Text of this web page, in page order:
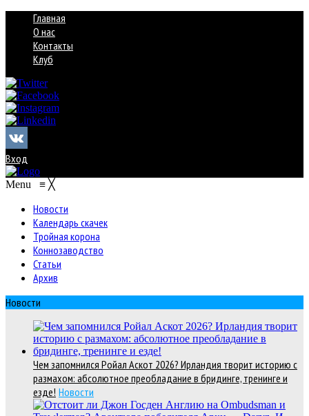
Главная
О нас
Контакты
Клуб
Вход
Menu ≡ ╳
Новости
Календарь скачек
Тройная корона
Коннозаводство
Статьи
Архив
Новости
Чем запомнился Ройал Аскот 2026? Ирландия творит историю с
размахом: абсолютное преобладание в бридинге, тренинге и
езде! Новости